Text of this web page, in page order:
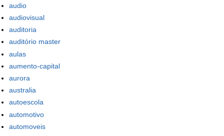
audio
audiovisual
auditoria
auditório master
aulas
aumento-capital
aurora
australia
autoescola
automotivo
automoveis